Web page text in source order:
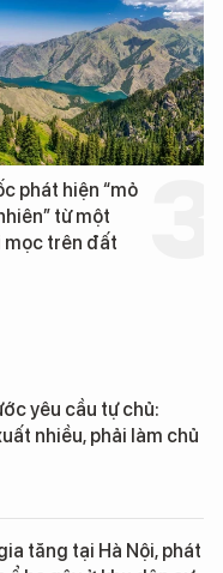
Loạt dự án bất động
Đà Nẵng sắp bị kiểm
yêu cầu tự chủ:
nhiều, phải làm chủ
tăng tại Hà Nội, phát